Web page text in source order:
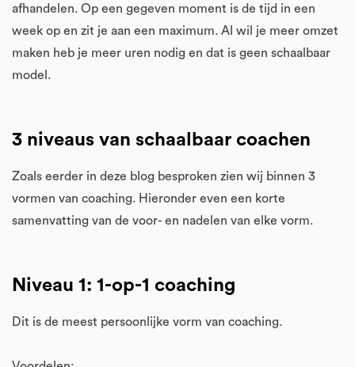
afhandelen. Op een gegeven moment is de tijd in een
week op en zit je aan een maximum. Al wil je meer omzet
maken heb je meer uren nodig en dat is geen schaalbaar
model.
3 niveaus van schaalbaar coachen
Zoals eerder in deze blog besproken zien wij binnen 3
vormen van coaching. Hieronder even een korte
samenvatting van de voor- en nadelen van elke vorm.
Niveau 1: 1-op-1 coaching
Dit is de meest persoonlijke vorm van coaching.